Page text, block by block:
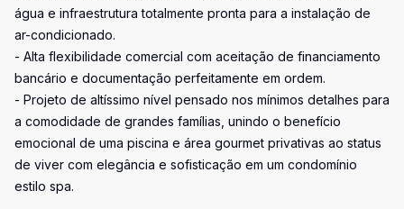
água e infraestrutura totalmente pronta para a instalação de
ar-condicionado.
- Alta flexibilidade comercial com aceitação de financiamento
bancário e documentação perfeitamente em ordem.
- Projeto de altíssimo nível pensado nos mínimos detalhes para
a comodidade de grandes famílias, unindo o benefício
emocional de uma piscina e área gourmet privativas ao status
de viver com elegância e sofisticação em um condomínio
estilo spa.